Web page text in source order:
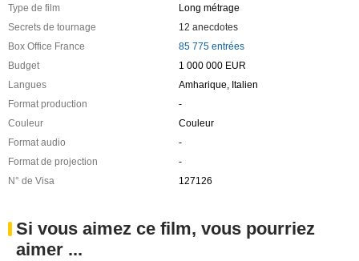
Type de film
Long métrage
Secrets de tournage
12 anecdotes
Box Office France
85 775 entrées
Budget
1 000 000 EUR
Langues
Amharique, Italien
Format production
-
Couleur
Couleur
Format audio
-
Format de projection
-
N° de Visa
127126
Si vous aimez ce film, vous pourriez
aimer ...